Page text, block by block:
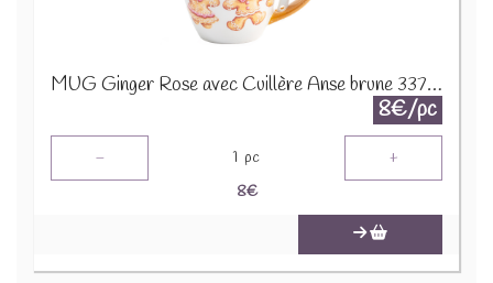
MUG Ginger Rose avec Cuillère Anse brune 33783
8€/pc
- 1 pc +
8€